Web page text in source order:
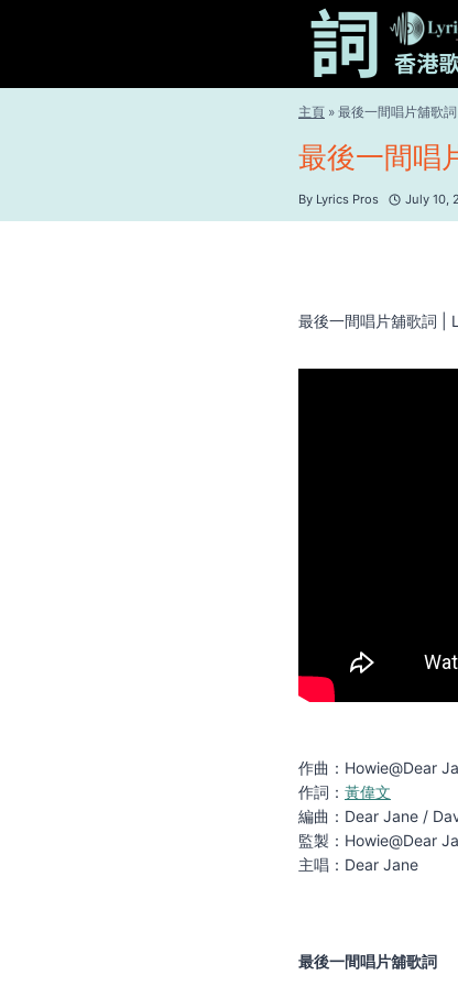
主頁 » 最後一間唱片舖歌
最後一間唱
By Lyrics Pros July 10,
最後一間唱片舖歌詞 |
作曲：Howie@Dear
作詞： 黃偉文
編曲：Dear Jane /
監製：Howie@Dear
主唱：Dear Jane
最後一間唱片舖歌詞